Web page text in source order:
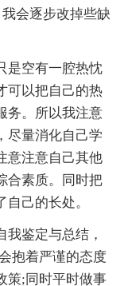
会逐步改掉些缺
空有一腔热忱
可以把自己的热
务。所以我注意
尽量消化自己学
意注意自己其他
合素质。同时把
己的长处。
鉴定与总结，
抱着严谨的态度
策;同时平时做事